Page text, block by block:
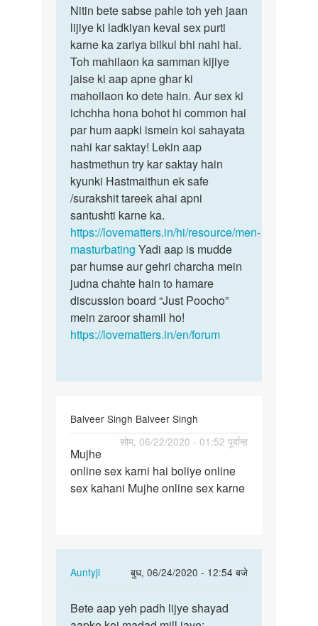
to
Aunty
ji
mere
pass
koi
gf…
by
Nitin
Nitin
bete
sabse
pahle
toh…
Nitin bete sabse pahle toh yeh jaan
lijiye ki ladkiyan keval sex purti
karne ka zariya bilkul bhi nahi hai.
Toh mahilaon ka samman kijiye
jaise ki aap apne ghar ki
mahoilaon ko dete hain. Aur sex ki
ichchha hona bohot hi common hai
par hum aapki ismein koi sahayata
nahi kar saktay! Lekin aap
hastmethun try kar saktay hain
kyunki Hastmaithun ek safe
/surakshit tareek ahai apni
santushti karne ka.
https://lovematters.in/hi/resource/men-
masturbating Yadi aap is mudde
par humse aur gehri charcha mein
judna chahte hain to hamare
discussion board “Just Poocho”
mein zaroor shamil ho!
https://lovematters.in/en/forum
Balveer Singh Balveer Singh
सोम, 06/22/2020 - 01:52 पूर्वान्ह
Mujhe
online
sex
Mujhe
online sex karni hai boliye online
sex kahani Mujhe online sex karne
Auntyji
बुध, 06/24/2020 - 12:54 बजे
In
to
Mujhe
Bete
Bete aap yeh padh lijye shayad